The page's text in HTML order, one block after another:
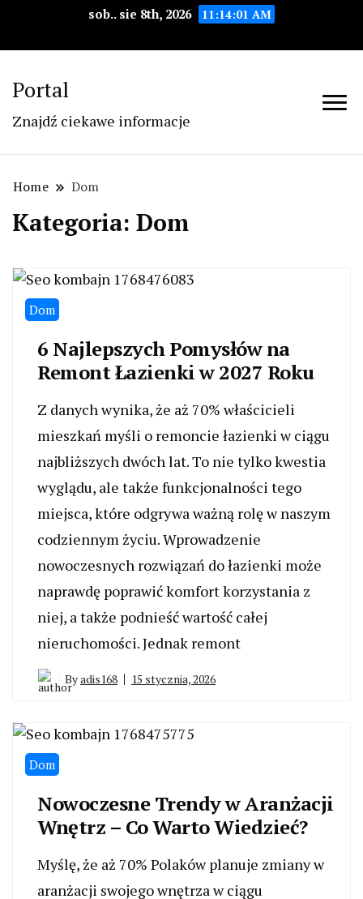
sob.. sie 8th, 2026 11:14:02 AM
Portal
Znajdź ciekawe informacje
Home Dom
Kategoria: Dom
Dom
6 Najlepszych Pomysłów na
Remont Łazienki w 2027 Roku
Z danych wynika, że aż 70% właścicieli
mieszkań myśli o remoncie łazienki w ciągu
najbliższych dwóch lat. To nie tylko kwestia
wyglądu, ale także funkcjonalności tego
miejsca, które odgrywa ważną rolę w naszym
codziennym życiu. Wprowadzenie
nowoczesnych rozwiązań do łazienki może
naprawdę poprawić komfort korzystania z
niej, a także podnieść wartość całej
nieruchomości. Jednak remont
Byadis168 15 stycznia, 2026
Dom
Nowoczesne Trendy w Aranżacji
Wnętrz – Co Warto Wiedzieć?
Myślę, że aż 70% Polaków planuje zmiany w
aranżacji swojego wnętrza w ciągu